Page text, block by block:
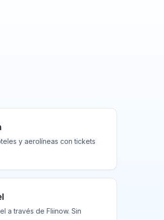
y aerolíneas con tickets
a través de Fliinow. Sin